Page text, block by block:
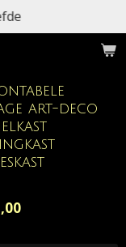
art-deco